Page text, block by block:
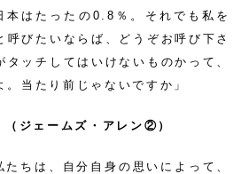
本はたったの0.8％。それでも私を
呼びたいならば、どうぞお呼び下さ
ッチしてはいけないものかって、
。当たり前じゃないですか」
ジェームズ・アレン②）
は、自分自身の思いによって、